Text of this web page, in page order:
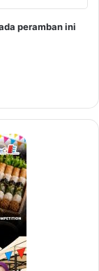
peramban ini